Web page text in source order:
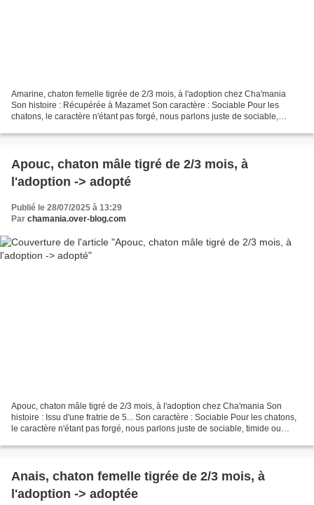
Amarine, chaton femelle tigrée de 2/3 mois, à l'adoption chez Cha'mania
Son histoire : Récupérée à Mazamet Son caractère : Sociable Pour les
chatons, le caractère n'étant pas forgé, nous parlons juste de sociable,
Apouc, chaton mâle tigré de 2/3 mois, à
l'adoption -> adopté
Publié le 28/07/2025 à 13:29
Par chamania.over-blog.com
Apouc, chaton mâle tigré de 2/3 mois, à l'adoption chez Cha'mania Son
histoire : Issu d'une fratrie de 5... Son caractère : Sociable Pour les chatons,
le caractère n'étant pas forgé, nous parlons juste de sociable, timide ou
Anais, chaton femelle tigrée de 2/3 mois, à
l'adoption -> adoptée